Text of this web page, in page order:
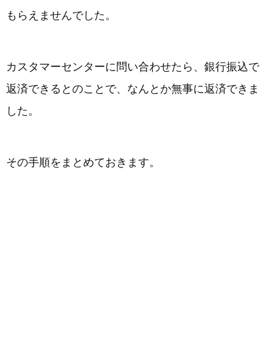
もらえませんでした。
カスタマーセンターに問い合わせたら、銀行振込で
返済できるとのことで、なんとか無事に返済できま
した。
その手順をまとめておきます。